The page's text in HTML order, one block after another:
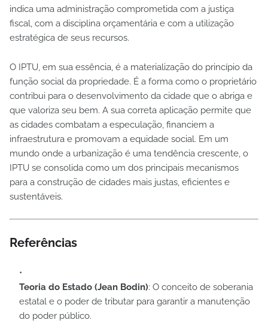
indica uma administração comprometida com a justiça
fiscal, com a disciplina orçamentária e com a utilização
estratégica de seus recursos.
O IPTU, em sua essência, é a materialização do princípio da
função social da propriedade. É a forma como o proprietário
contribui para o desenvolvimento da cidade que o abriga e
que valoriza seu bem. A sua correta aplicação permite que
as cidades combatam a especulação, financiem a
infraestrutura e promovam a equidade social. Em um
mundo onde a urbanização é uma tendência crescente, o
IPTU se consolida como um dos principais mecanismos
para a construção de cidades mais justas, eficientes e
sustentáveis.
Referências
Teoria do Estado (Jean Bodin): O conceito de soberania
estatal e o poder de tributar para garantir a manutenção
do poder público.